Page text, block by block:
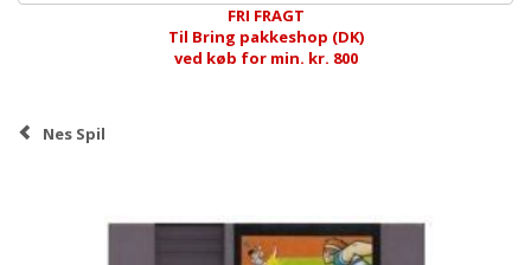
FRI FRAGT
Til Bring pakkeshop (DK)
ved køb for min. kr. 800
Nes Spil